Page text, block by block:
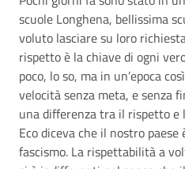
scuole Longhena, bellissima
voluto lasciare su loro
rispetto è la chiave di ogni
poco, lo so, ma in un’epoca
velocità senza meta, e senza
una differenza tra il rispetto
Eco diceva che il nostro
fascismo. La rispettabilità a